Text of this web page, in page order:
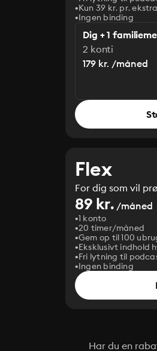
Kun 39 kr. pr.
Ingen binding
Dig + 1
2 konti
179 kr. /måned
Flex
For dig som vil
89 kr. /måned
1 konto
20 timer/måned
Gem op til 100
Eksklusivt indhold
Fri lytning til
Ingen binding
Har du en